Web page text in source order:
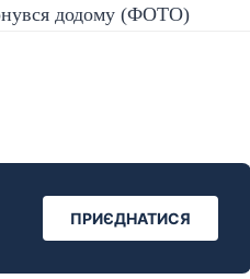
ПРИЄДНАТИСЯ